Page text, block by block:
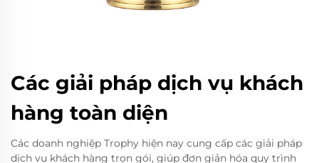
Các giải pháp dịch vụ khách
hàng toàn diện
Các doanh nghiệp Trophy hiện nay cung cấp các giải pháp
dịch vụ khách hàng trọn gói, giúp đơn giản hóa quy trình